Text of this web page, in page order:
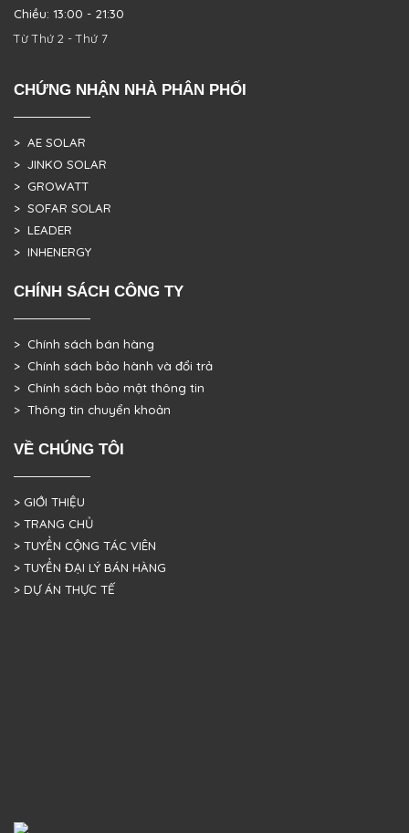
Chiều: 13:00 - 21:30
Từ Thứ 2 - Thứ 7
CHỨNG NHẬN NHÀ PHÂN PHỐI
> AE SOLAR
> JINKO SOLAR
> GROWATT
> SOFAR SOLAR
> LEADER
> INHENERGY
CHÍNH SÁCH CÔNG TY
> Chính sách bán hàng
> Chính sách bảo hành và đổi trả
> Chính sách bảo mật thông tin
> Thông tin chuyển khoản
VỀ CHÚNG TÔI
> GIỚI THIỆU
> TRANG CHỦ
> TUYỂN CỘNG TÁC VIÊN
> TUYỂN ĐẠI LÝ BÁN HÀNG
> DỰ ÁN THỰC TẾ